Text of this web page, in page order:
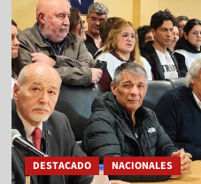
DESTACADO NACIONALES